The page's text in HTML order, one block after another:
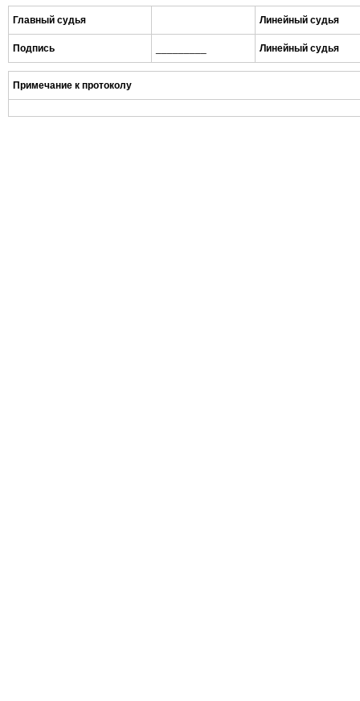
Главный судья Линейный судья
Подпись Линейный судья
Примечание к протоколу